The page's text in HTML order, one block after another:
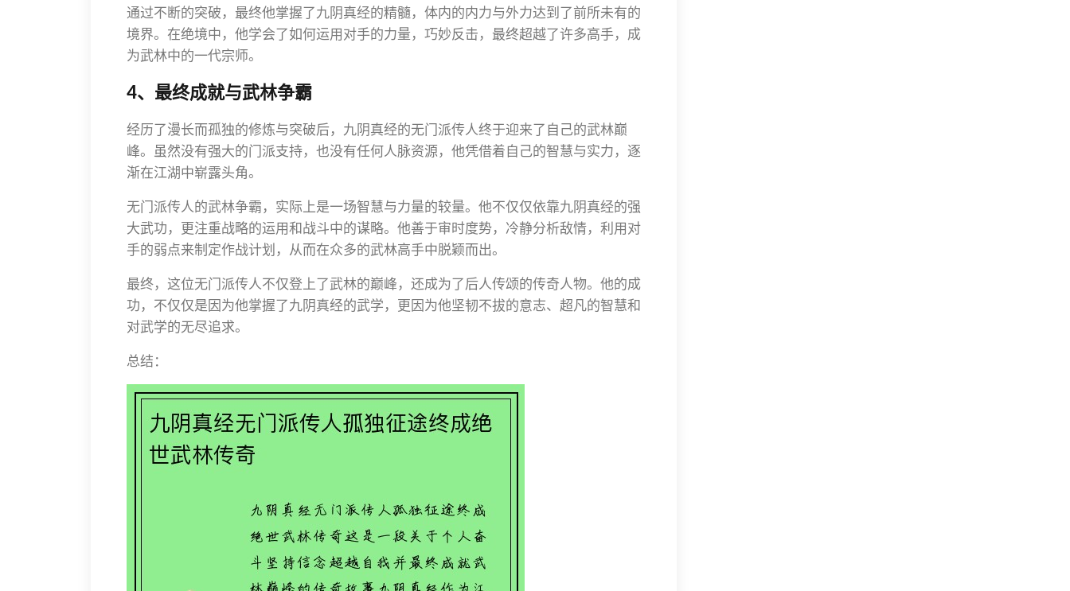
通过不断的突破，最终他掌握了九阴真经的精髓，体内的内力与外力达到了前所未有的
境界。在绝境中，他学会了如何运用对手的力量，巧妙反击，最终超越了许多高手，成
为武林中的一代宗师。
4、最终成就与武林争霸
经历了漫长而孤独的修炼与突破后，九阴真经的无门派传人终于迎来了自己的武林巅
峰。虽然没有强大的门派支持，也没有任何人脉资源，他凭借着自己的智慧与实力，逐
渐在江湖中崭露头角。
无门派传人的武林争霸，实际上是一场智慧与力量的较量。他不仅仅依靠九阴真经的强
大武功，更注重战略的运用和战斗中的谋略。他善于审时度势，冷静分析敌情，利用对
手的弱点来制定作战计划，从而在众多的武林高手中脱颖而出。
最终，这位无门派传人不仅登上了武林的巅峰，还成为了后人传颂的传奇人物。他的成
功，不仅仅是因为他掌握了九阴真经的武学，更因为他坚韧不拔的意志、超凡的智慧和
对武学的无尽追求。
总结：